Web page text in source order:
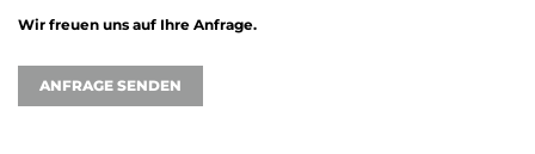
Wir freuen uns auf Ihre Anfrage.
ANFRAGE SENDEN